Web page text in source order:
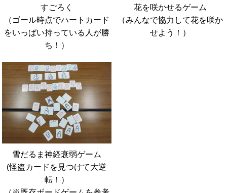
すごろく
（ゴール時点でハートカード
をいっぱい持っている人が勝
ち！）
花を咲かせるゲーム
（みんなで協力して花を咲か
せよう！）
雪だるま神経衰弱ゲーム
(怪盗カードを見つけて大逆
転！）